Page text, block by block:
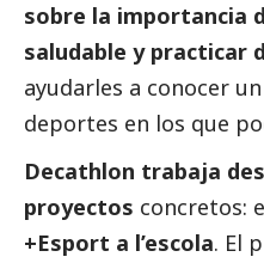
sobre la importancia
saludable y practicar
ayudarles a conocer
deportes en los que
Decathlon trabaja
proyectos concretos:
+Esport a l’escola. El